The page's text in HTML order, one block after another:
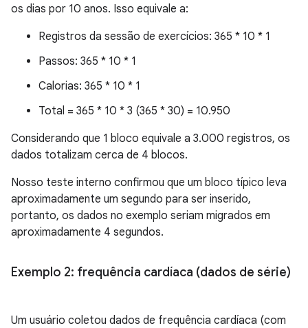
os dias por 10 anos. Isso equivale a:
Registros da sessão de exercícios: 365 * 10 * 1
Passos: 365 * 10 * 1
Calorias: 365 * 10 * 1
Total = 365 * 10 * 3 (365 * 30) = 10.950
Considerando que 1 bloco equivale a 3.000 registros, os
dados totalizam cerca de 4 blocos.
Nosso teste interno confirmou que um bloco típico leva
aproximadamente um segundo para ser inserido,
portanto, os dados no exemplo seriam migrados em
aproximadamente 4 segundos.
Exemplo 2: frequência cardíaca (dados de série)
Um usuário coletou dados de frequência cardíaca (com